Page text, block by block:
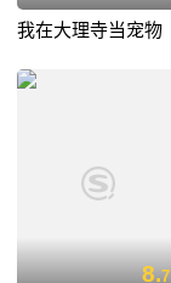
我在大理寺当宠物
8.7